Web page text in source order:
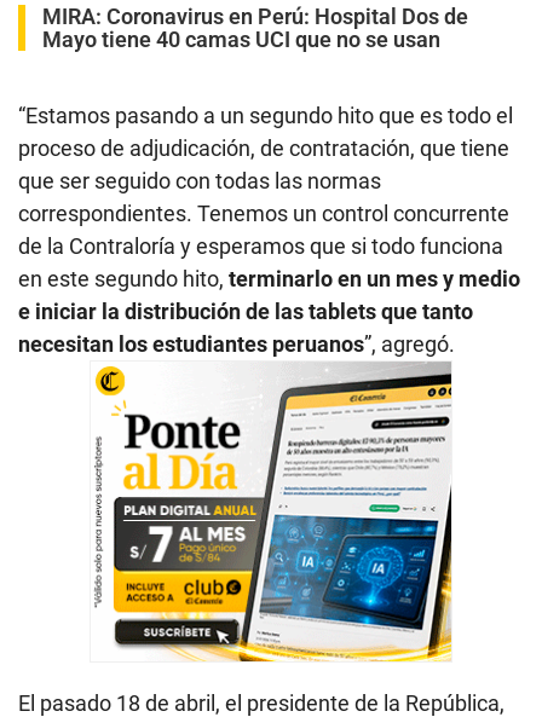
MIRA: Coronavirus en Perú: Hospital Dos de
Mayo tiene 40 camas UCI que no se usan
“Estamos pasando a un segundo hito que es todo el
proceso de adjudicación, de contratación, que tiene
que ser seguido con todas las normas
correspondientes. Tenemos un control concurrente
de la Contraloría y esperamos que si todo funciona
en este segundo hito, terminarlo en un mes y medio
e iniciar la distribución de las tablets que tanto
necesitan los estudiantes peruanos”, agregó.
El pasado 18 de abril, el presidente de la República,